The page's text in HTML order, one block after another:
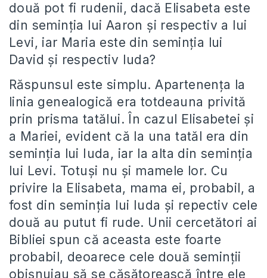
două pot fi rudenii, dacă Elisabeta este
din seminția lui Aaron și respectiv a lui
Levi, iar Maria este din seminția lui
David și respectiv Iuda?
Răspunsul este simplu. Apartenența la
linia genealogică era totdeauna privită
prin prisma tatălui. În cazul Elisabetei și
a Mariei, evident că la una tatăl era din
seminția lui Iuda, iar la alta din seminția
lui Levi. Totuși nu și mamele lor. Cu
privire la Elisabeta, mama ei, probabil, a
fost din seminția lui Iuda și repectiv cele
două au putut fi rude. Unii cercetători ai
Bibliei spun că aceasta este foarte
probabil, deoarece cele două seminții
obișnuiau să se căsătorească între ele